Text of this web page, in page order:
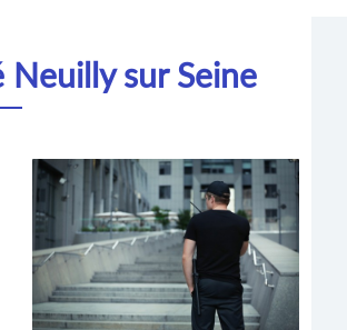
sur Seine